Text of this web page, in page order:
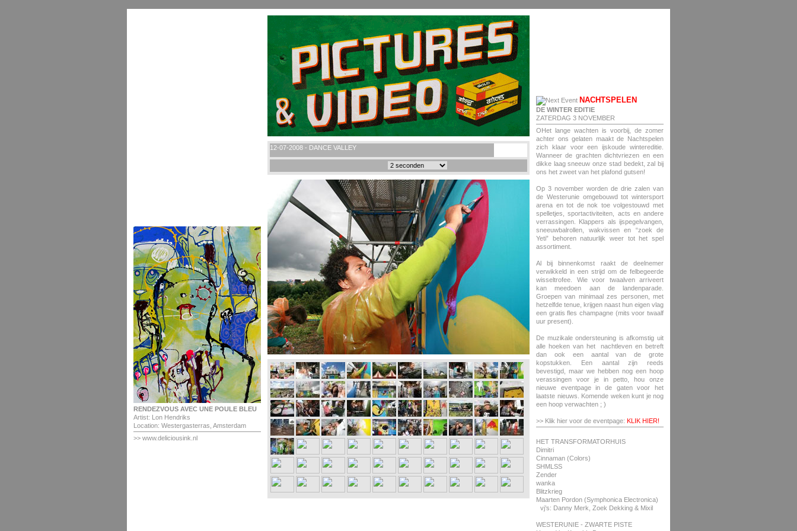
RENDEZVOUS AVEC UNE POULE BLEU
Artist: Lon Hendriks
Location: Westergasterras, Amsterdam
>> www.deliciousink.nl
12-07-2008 - DANCE VALLEY
NACHTSPELEN
DE WINTER EDITIE
ZATERDAG 3 NOVEMBER
OHet lange wachten is voorbij, de zomer
achter ons gelaten maakt de Nachtspelen
zich klaar voor een ijskoude wintereditie.
Wanneer de grachten dichtvriezen en een
dikke laag sneeuw onze stad bedekt, zal bij
ons het zweet van het plafond gutsen!
Op 3 november worden de drie zalen van
de Westerunie omgebouwd tot wintersport
arena en tot de nok toe volgestouwd met
spelletjes, sportactiviteiten, acts en andere
verrassingen. Klappers als ijspegelvangen,
sneeuwbalrollen, wakvissen en “zoek de
Yeti” behoren natuurlijk weer tot het spel
assortiment.
Al bij binnenkomst raakt de deelnemer
verwikkeld in een strijd om de felbegeerde
wisseltrofee. Wie voor twaalven arriveert
kan meedoen aan de landenparade.
Groepen van minimaal zes personen, met
hetzelfde tenue, krijgen naast hun eigen vlag
een gratis fles champagne (mits voor twaalf
uur present).
De muzikale ondersteuning is afkomstig uit
alle hoeken van het nachtleven en betreft
dan ook een aantal van de grote
kopstukken. Een aantal zijn reeds
bevestigd, maar we hebben nog een hoop
verassingen voor je in petto, hou onze
nieuwe eventpage in de gaten voor het
laatste nieuws. Komende weken kunt je nog
een hoop verwachten ; )
>> Klik hier voor de eventpage: KLIK HIER!
HET TRANSFORMATORHUIS
Dimitri
Cinnaman (Colors)
SHMLSS
Zender
wanka
Blitzkrieg
Maarten Pordon (Symphonica Electronica)
vj’s: Danny Merk, Zoek Dekking & Mixil
WESTERUNIE - ZWARTE PISTE